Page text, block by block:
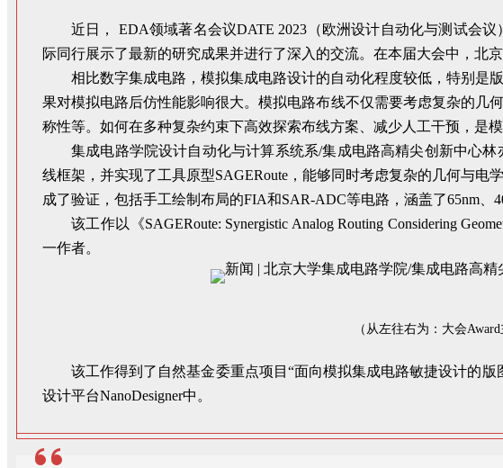
近日， EDA领域著名会议DATE 2023（欧洲设计自动化与测试会
际同行展示了最新的研究成果并进行了深入的交流。在本届大会中，北
相比数字集成电路，模拟集成电路设计的自动化程度较低，特别是
果对模拟电路后仿性能影响很大。模拟电路布线不仅需要考虑复杂的几
称性等。如何在多种复杂约束下高效探索布线方案、减少人工干预，是
集成电路学院设计自动化与计算系统系/集成电路高精尖创新中心
线框架，并实现了工具原型SAGERoute，能够同时考虑复杂的几何与
成了验证，包括手工绘制布局的FIA和SAR-ADC等电路，涵盖了65nm
该工作以《SAGERoute: Synergistic Analog Routing Considering
一作者。
（从左往右为：大会
该工作得到了自然基金委重点项目“面向模拟集成电路敏捷设计的
设计平台NanoDesigner中。